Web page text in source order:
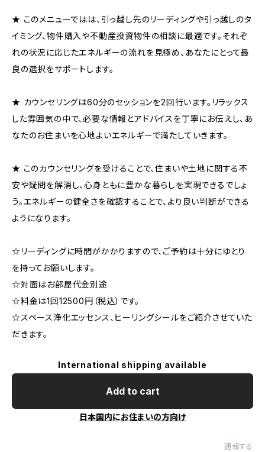
★ このメニューではは、引っ越し先のリーディングや引っ越しのタ
イミング、物件購入や不動産投資物件の相談に最適です。それぞ
れの状況に応じたエネルギーの流れを見極め、あなたにとって最
良の選択をサポートします。
★ カウンセリングは60分のセッションを2回行います。リラックス
した雰囲気の中で、必要な情報とアドバイスを丁寧にお伝えし、あ
なたのお住まいを心地よいエネルギーで満たしていきます。
★ このカウンセリングを受けることで、住まいや土地に関する不
安や疑問を解消し、心身ともに豊かな暮らしを実現できるでしょ
う。エネルギーの健全さを確認することで、より良い判断ができる
ようになります。
☆リーディングに時間がかかりますので、ご予約は十分にゆとり
を持ってお願いします。
☆対面はお部屋代金別途
☆料金は1回12500円（税込）です。
☆スペース浄化エッセンス、ヒーリングシールをご紹介させていた
だきます。
International shipping available
Add to cart
日本国内にお住まいの方向け
通報する